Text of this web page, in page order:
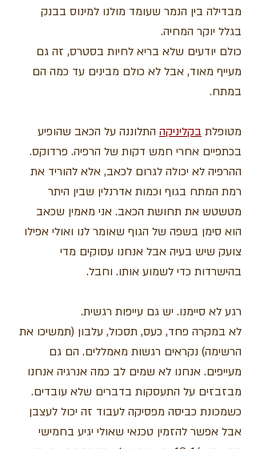
מבדילה בין הנמר שעומד מולנו למינוס בבנק
בגלל יוקר המחיה.
כולם יודעים שלא בריא לחיות בסטרס, זה גם
מעייף מאוד, אבל לא כולם מבינים עד כמה הם
במתח.
מטופלת בקליניקה התלוננה על הכאב שהופיע
בכתפיים אחרי חמש דקות של הרפיה. פרדוקס.
ההרפיה לא יכולה לגרום לכאב, אלא להוריד את
רמת המתח בגוף וכמות אדרנלין שבין היתר
מטשטש את תחושת הכאב. אני מאמין שכאב
הוא סימן בשפה של הגוף שאומר לנו ואולי אפילו
צועק שיש בעיה אבל אנחנו עסוקים מדי
בהישרדות כדי לשמוע אותו. וחבל.
רגע לא סיימנו. יש גם עייפות רגשית.
לא במקרה פחד, כעס, תסכול, עלבון (תמשיכו את
הרשימה) נקראים רגשות מאמללים. הם גם
מעייפים. אנחנו לא שמים לב כמה אנרגיה אנחנו
מבזבזים על התעסקות בדברים שלא עובדים.
כשמכונת כביסה מפסיקה לעבוד זה יכול לעצבן
אבל אפשר להזמין טכנאי שאולי יגיע בחמישי